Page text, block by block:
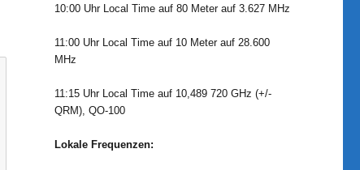
10:00 Uhr Local Time auf 80 Meter auf 3.627 MHz
11:00 Uhr Local Time auf 10 Meter auf 28.600
MHz
11:15 Uhr Local Time auf 10,489 720 GHz (+/-
QRM), QO-100
Lokale Frequenzen: